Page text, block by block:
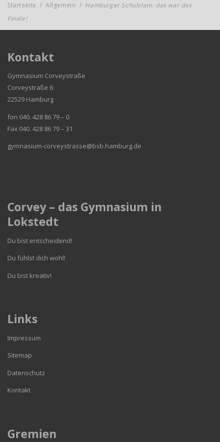
Startseite / Allgemein / Hamburger Schulslam: das war das
Finale!
Kontakt
Gymnasium Corveystraße
Corveystraße 6
22529 Hamburg
fon 040. 428 86 79 – 0
Fax 040. 428 86 79 – 31
gymnasium-corveystrasse@bsb.hamburg.de
Corvey – das Gymnasium in
Lokstedt
Du bist entscheidend!
Du fühlst dich wohl!
Du bist kreativ!
Links
Impressum
Sitemap
Datenschutz
Kontakt
Gremien